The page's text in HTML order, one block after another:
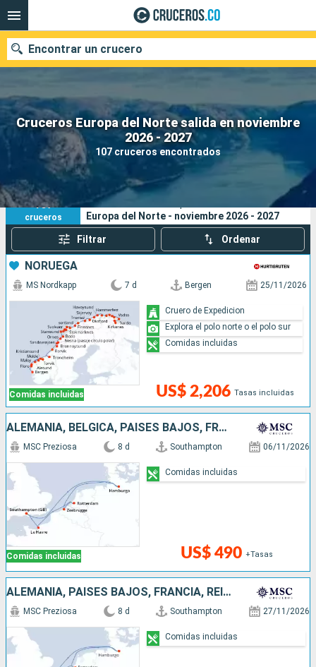
Cruceros Europa del Norte salida en noviembre
2026 - 2027
107 cruceros encontrados
Encontrar un crucero
Fecha de salida
Buscar
107
cruceros
Sus criterios de búsqueda:
Europa del Norte - noviembre 2026 - 2027
Filtrar Ordenar
NORUEGA
Comidas incluidas
MS Nordkapp 7 d Bergen 25/11/2026
US$ 2,206 Tasas incluidas
Cruero de Expedicion
Explora el polo norte o el polo sur
Comidas incluidas
ALEMANIA, BÉLGICA, PAISES BAJOS, FRANCIA, REINO UNIDO
Comidas incluidas
MSC Preziosa 8 d Southampton 06/11/2026
US$ 490 +Tasas
Comidas incluidas
ALEMANIA, PAISES BAJOS, FRANCIA, REINO UNIDO
MSC Preziosa 8 d Southampton 27/11/2026
Comidas incluidas